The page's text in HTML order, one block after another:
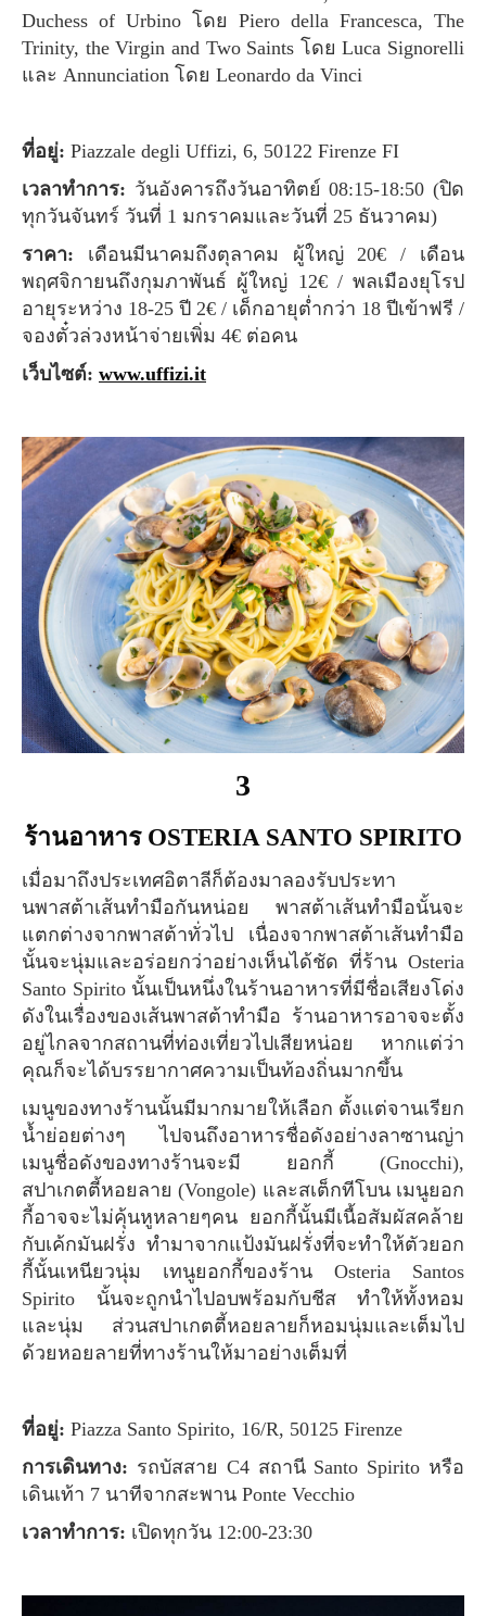
Duchess of Urbino โดย Piero della Francesca, The
Trinity, the Virgin and Two Saints โดย Luca Signorelli
และ Annunciation โดย Leonardo da Vinci
ที่อยู่: Piazzale degli Uffizi, 6, 50122 Firenze FI
เวลาทำการ: วันอังคารถึงวันอาทิตย์ 08:15-18:50 (ปิด
ทุกวันจันทร์ วันที่ 1 มกราคมและวันที่ 25 ธันวาคม)
ราคา: เดือนมีนาคมถึงตุลาคม ผู้ใหญ่ 20€ / เดือน
พฤศจิกายนถึงกุมภาพันธ์ ผู้ใหญ่ 12€ / พลเมืองยุโรป
อายุระหว่าง 18-25 ปี 2€ / เด็กอายุต่ำกว่า 18 ปีเข้าฟรี /
จองตั๋วล่วงหน้าจ่ายเพิ่ม 4€ ต่อคน
เว็บไซต์: www.uffizi.it
3
ร้านอาหาร OSTERIA SANTO SPIRITO
เมื่อมาถึงประเทศอิตาลีก็ต้องมาลองรับประทา
นพาสต้าเส้นทำมือกันหน่อย พาสต้าเส้นทำมือนั้นจะ
แตกต่างจากพาสต้าทั่วไป เนื่องจากพาสต้าเส้นทำมือ
นั้นจะนุ่มและอร่อยกว่าอย่างเห็นได้ชัด ที่ร้าน Osteria
Santo Spirito นั้นเป็นหนึ่งในร้านอาหารที่มีชื่อเสียงโด่ง
ดังในเรื่องของเส้นพาสต้าทำมือ ร้านอาหารอาจจะตั้ง
อยู่ไกลจากสถานที่ท่องเที่ยวไปเสียหน่อย หากแต่ว่า
คุณก็จะได้บรรยากาศความเป็นท้องถิ่นมากขึ้น
เมนูของทางร้านนั้นมีมากมายให้เลือก ตั้งแต่จานเรียก
น้ำย่อยต่างๆ ไปจนถึงอาหารชื่อดังอย่างลาซานญ่า
เมนูชื่อดังของทางร้านจะมี ยอกกี้ (Gnocchi),
สปาเกตตี้หอยลาย (Vongole) และสเต็กทีโบน เมนูยอก
กี้อาจจะไม่คุ้นหูหลายๆคน ยอกกี้นั้นมีเนื้อสัมผัสคล้าย
กับเค้กมันฝรั่ง ทำมาจากแป้งมันฝรั่งที่จะทำให้ตัวยอก
กี้นั้นเหนียวนุ่ม เทนูยอกกี้ของร้าน Osteria Santos
Spirito นั้นจะถูกนำไปอบพร้อมกับชีส ทำให้ทั้งหอม
และนุ่ม ส่วนสปาเกตตี้หอยลายก็หอมนุ่มและเต็มไป
ด้วยหอยลายที่ทางร้านให้มาอย่างเต็มที่
ที่อยู่: Piazza Santo Spirito, 16/R, 50125 Firenze
การเดินทาง: รถบัสสาย C4 สถานี Santo Spirito หรือ
เดินเท้า 7 นาทีจากสะพาน Ponte Vecchio
เวลาทำการ: เปิดทุกวัน 12:00-23:30